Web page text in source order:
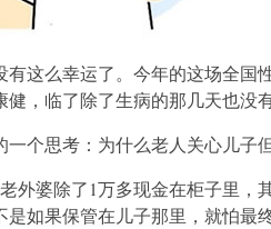
这么幸运了。今年的这场全
，临了除了生病的那几天也没
个思考：为什么老人关心儿子
外婆除了1万多现金在柜子里
如果保管在儿子那里，就怕最